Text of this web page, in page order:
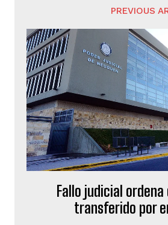
PREVIOUS
Fallo judicial
transferido por